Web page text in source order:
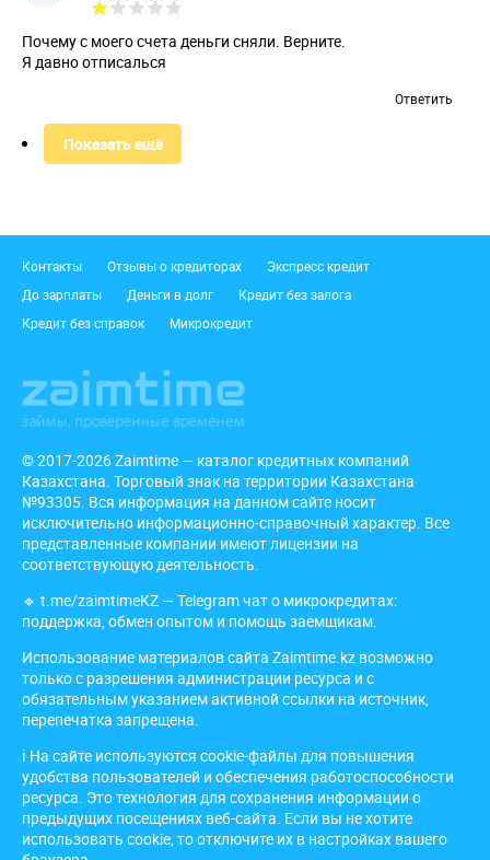
Почему с моего счета деньги сняли. Верните.
Я давно отписалься
Ответить
Показать ещё
Подвал
Контакты Отзывы о кредиторах
Экспресс кредит
До зарплаты
Деньги в долг
Кредит без залога
Кредит без справок
Микрокредит
© 2017-2026 Zaimtime — каталог кредитных компаний
Казахстана. Торговый знак на территории Казахстана
№93305. Вся информация на данном сайте носит
исключительно информационно-справочный характер. Все
представленные компании имеют лицензии на
соответствующую деятельность.
🔹 t.me/zaimtimeKZ — Telegram чат о микрокредитах:
поддержка, обмен опытом и помощь заемщикам.
Использование материалов сайта Zaimtime.kz возможно
только с разрешения администрации ресурса и с
обязательным указанием активной ссылки на источник,
перепечатка запрещена.
ℹ️ На сайте используются cookie-файлы для повышения
удобства пользователей и обеспечения работоспособности
ресурса. Это технология для сохранения информации о
предыдущих посещениях веб-сайта. Если вы не хотите
использовать cookie, то отключите их в настройках вашего